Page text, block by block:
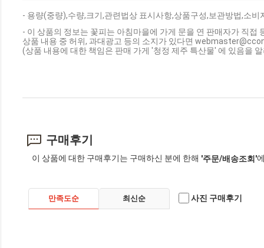
- 용량(중량),수량,크기,관련법상 표시사항,상품구성,보관방법,소
- 이 상품의 정보는 꽃피는 아침마을에 가게 문을 연 판매자가 직접
상품 내용 중 허위, 과대광고 등의 소지가 있다면
(상품 내용에 대한 책임은 판매 가게 '청정 제주 특산물' 에 있음을
구매후기
이 상품에 대한 구매후기는 구매하신 분에 한해 '주문/배송조회'
만족도순 최신순 사진 구매후기